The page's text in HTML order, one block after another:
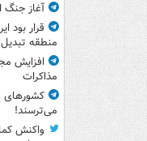
آغاز جنگ
قرار بود
منطقه
افزایش
مذاکرات
کشورهای
می‌ترسند!
واکنش